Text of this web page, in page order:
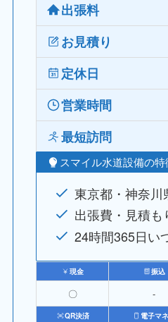
出張料
お見積り
定休日
営業時間
最短訪問
スマイル水道設備の特
東京都・神奈
出張費・見積も
24時間365日い
現金 振込
〇 ‐
QR決済 電子マ